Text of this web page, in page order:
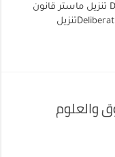
Deliberation_2024_2025 MASTER01 PRIVER تنزيل ماستر قانون
والعلوم